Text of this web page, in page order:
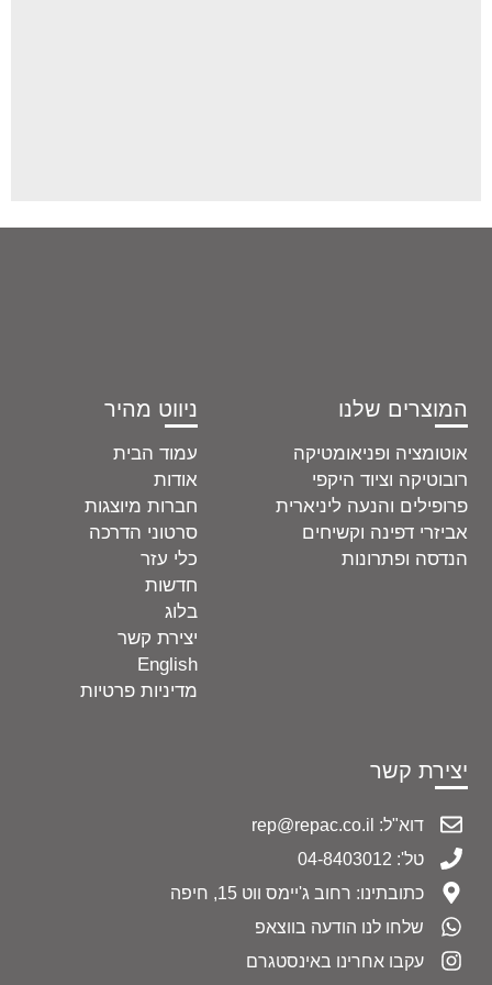
ניווט מהיר
עמוד הבית
אודות
חברות מיוצגות
סרטוני הדרכה
כלי עזר
חדשות
בלוג
יצירת קשר
English
מדיניות פרטיות
המוצרים שלנו
אוטומציה ופניאומטיקה
רובוטיקה וציוד היקפי
פרופילים והנעה ליניארית
אביזרי דפינה וקשיחים
הנדסה ופתרונות
יצירת קשר
דוא"ל: rep@repac.co.il
טל': 04-8403012
כתובתינו: רחוב ג'יימס ווט 15, חיפה
שלחו לנו הודעה בווצאפ
עקבו אחרינו באינסטגרם